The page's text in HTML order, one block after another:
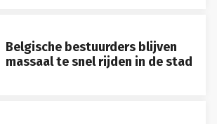
Belgische bestuurders blijven
massaal te snel rijden in de stad